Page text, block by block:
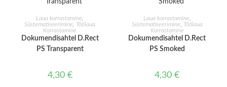
LISA KORVI
Laua korrastamine
Süstematiseerimine
Töölaua
Korrastamine
Dokumendisahtel D.Rect
PS Transparent
4,30 €
LISA KORVI
Laua korrastamine
Süstematiseerimine
Töölaua
Korrastamine
Dokumendisahtel D.Rect
PS Smoked
4,30€